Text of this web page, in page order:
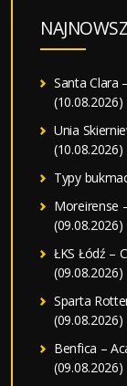
Santa Clara
(10.08.2026)
Unia
(10.08.2026)
Typy
Moreirense
(09.08.2026)
ŁKS Łódź –
(09.08.2026)
Sparta
(09.08.2026)
Benfica –
(09.08.2026)